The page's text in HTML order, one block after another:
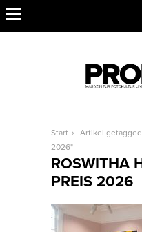
Start
Artikel
2026"
ROSWITHA
PREIS 2026